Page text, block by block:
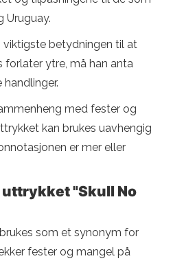
Uruguay.
viktigste betydningen til at
forlater ytre, må han anta
handlinger.
med fester og
kan brukes uavhengig
er mer eller
"Skull No
som et synonym for
fester og mangel på